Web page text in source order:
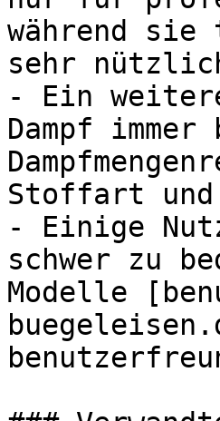
während sie
sehr
- Ein
Dampf
Stoffart
- Einige
schwer zu
Modelle